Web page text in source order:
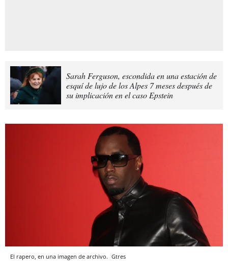
Sarah Ferguson, escondida en una estación de
esquí de lujo de los Alpes 7 meses después de
su implicación en el caso Epstein
El rapero, en una imagen de archivo. Gtres